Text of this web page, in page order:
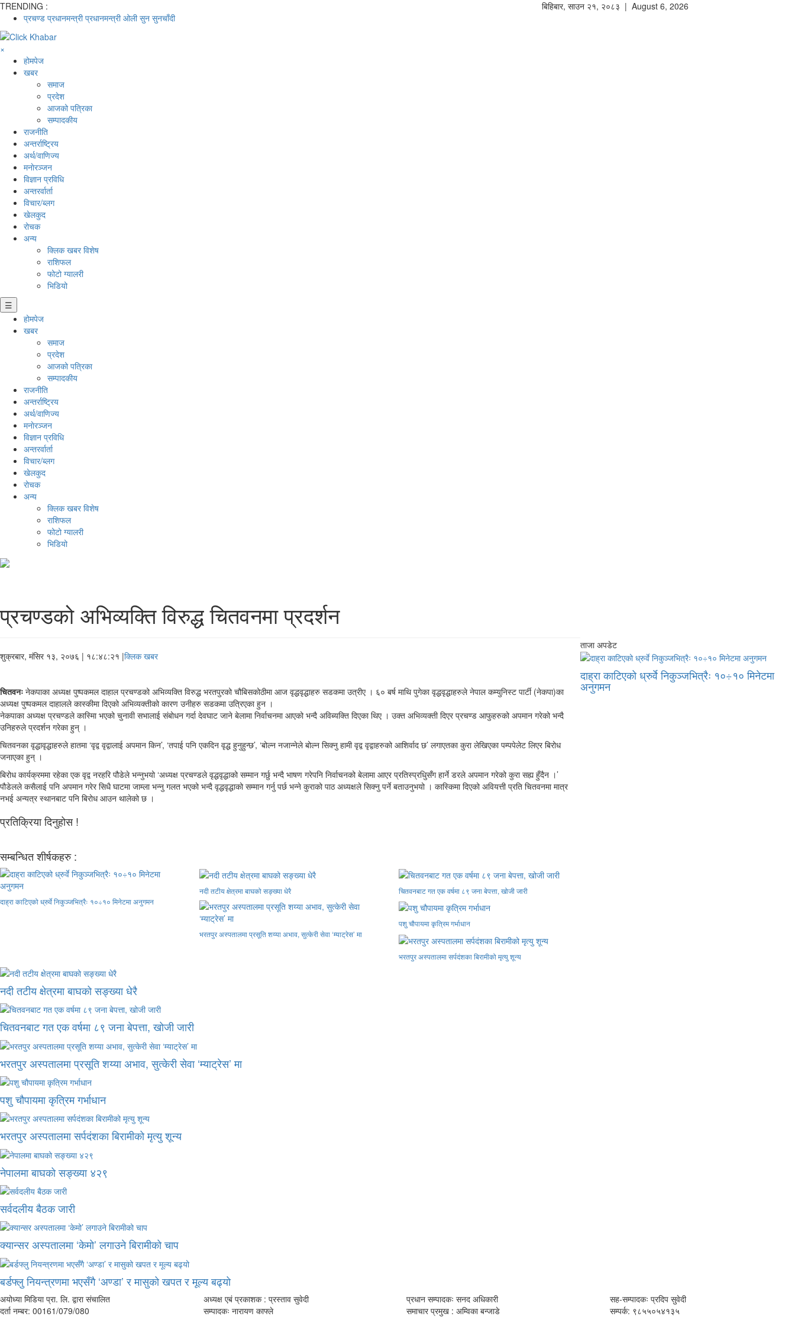
TRENDING :
प्रचण्ड प्रधानमन्त्री प्रधानमन्त्री ओली सुन सुनचाँदी
बिहिबार, साउन २१, २०८३ | August 6, 2026
×
होमपेज
खबर
समाज
प्रदेश
आजको पत्रिका
सम्पादकीय
राजनीति
अन्तर्राष्ट्रिय
अर्थ/वाणिज्य
मनाेरञ्जन
विज्ञान प्रविधि
अन्तरर्वार्ता
विचार/ब्लग
खेलकुद
रोचक
अन्य
क्लिक खबर विशेष
राशिफल
फोटो ग्यालरी
भिडियो
☰
होमपेज
खबर
समाज
प्रदेश
आजको पत्रिका
सम्पादकीय
राजनीति
अन्तर्राष्ट्रिय
अर्थ/वाणिज्य
मनाेरञ्जन
विज्ञान प्रविधि
अन्तरर्वार्ता
विचार/ब्लग
खेलकुद
रोचक
अन्य
क्लिक खबर विशेष
राशिफल
फोटो ग्यालरी
भिडियो
प्रचण्डको अभिव्यक्ति विरुद्ध चितवनमा प्रदर्शन
शुक्रबार, मंसिर १३, २०७६ | १८:४८:२१ |क्लिक खबर
चितवनः नेकपाका अध्यक्ष पुष्पकमल दाहाल प्रचण्डको अभिव्यक्ति विरुद्ध भरतपुरको चौबिसकोठीमा आज वृद्धवृद्धाहरु सडकमा उत्रीए । ६० बर्ष माथि पुगेका वृद्धवृद्धाहरुले नेपाल कम्युनिस्ट पार्टी (नेकपा)का
अध्यक्ष पुष्पकमल दाहालले कास्कीमा दिएको अभिव्यक्तीको कारण उनीहरु सडकमा उत्रिएका हुन ।
नेकपाका अध्यक्ष प्रचण्डले कास्मिा भएको चुनावी सभालाई संबोधन गर्दा देवघाट जाने बेलामा निर्वाचनमा आएको भन्दै अविब्यक्ति दिएका थिए । उक्त अभिव्यक्ती दिएर प्रचण्ड आफुहरुको अपमान गरेको भन्दै
उनिहरुले प्रदर्शन गरेका हुन् ।
चितवनका वृद्धावृद्धाहरुले हातमा ‘वृद्व वृद्वालाई अपमान किन’, ‘तपाई पनि एकदिन वृद्ध हुनुहुन्छ’, ‘बोल्न नजान्नेले बोल्न सिक्नु हामी वृद्व वृद्वाहरुको आशिर्वाद छ’ लगाएतका कुरा लेखिएका पम्पपेलेट लिएर बिरोध
जनाएका हुन् ।
बिरोध कार्यक्रममा रहेका एक वृद्व नरहरि पौडेले भन्नुभयो ‘अध्यक्ष प्रचण्डले वृद्धवृद्धाको सम्मान गर्छु भन्दै भाषण गरेपनि निर्वाचनको बेलामा आएर प्रतिस्प्रधिुसँग हार्ने डरले अपमान गरेको कुरा सह्य हुँदैन ।’
पौडेलले कसैलाई पनि अपमान गरेर सिधै घाटमा जाम्ला भन्नु गलत भएको भन्दै वृद्धवृद्धाको सम्मान गर्नु पर्छ भन्ने कुराको पाठ अध्यक्षले सिक्नु पर्ने बताउनुभयो । कास्किमा दिएको अवियत्ती प्रति चितवनमा मात्र
नभई अन्यत्र स्थानबाट पनि बिरोध आउन थालेको छ ।
प्रतिक्रिया दिनुहोस !
सम्बन्धित शीर्षकहरु :
दाह्रा काटिएको ध्रुर्वे निकुञ्जभित्रैः १०÷१० मिनेटमा अनुगमन
नदी तटीय क्षेत्रमा बाघको सङ्ख्या धेरै चितवनबाट गत एक वर्षमा ८९ जना बेपत्ता, खोजी जारी
भरतपुर अस्पतालमा प्रसूति शय्या अभाव, सुत्केरी सेवा ‘म्याट्रेस’ मा
पशु चौपायमा कृत्रिम गर्भाधान
भरतपुर अस्पतालमा सर्पदंशका बिरामीको मृत्यु शून्य
ताजा अपडेट
दाह्रा काटिएको ध्रुर्वे निकुञ्जभित्रैः १०÷१० मिनेटमा
अनुगमन
नदी तटीय क्षेत्रमा बाघको सङ्ख्या धेरै
चितवनबाट गत एक वर्षमा ८९ जना बेपत्ता, खोजी जारी
भरतपुर अस्पतालमा प्रसूति शय्या अभाव, सुत्केरी सेवा ‘म्याट्रेस’ मा
पशु चौपायमा कृत्रिम गर्भाधान
भरतपुर अस्पतालमा सर्पदंशका बिरामीको मृत्यु शून्य
नेपालमा बाघको सङ्ख्या ४२९
सर्वदलीय बैठक जारी
क्यान्सर अस्पतालमा ‘केमो’ लगाउने बिरामीको चाप
बर्डफ्लु नियन्त्रणमा भएसँगै ‘अण्डा’ र मासुको खपत र मूल्य बढ्यो
अयोध्या मिडिया प्रा. लि. द्वारा संचालित
दर्ता नम्बर: 00161/079/080
अध्यक्ष एबं प्रकाशक : प्रस्ताव सुवेदी
सम्पादकः नारायण काफ्ले
प्रधान सम्पादकः सनद अधिकारी
समाचार प्रमुख : अम्विका बन्जाडे
सह-सम्पादकः प्रदिप सुवेदी
सम्पर्क: ९८५५०५४१३५